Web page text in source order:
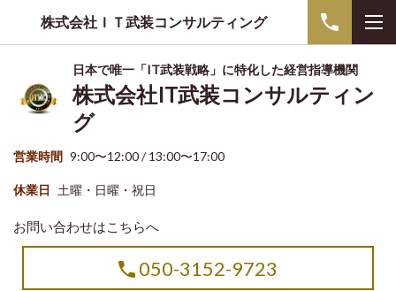
株式会社ＩＴ武装コンサルティング
日本で唯一「IT武装戦略」に特化した経営指導機関
株式会社IT武装コンサルティン
グ
営業時間 9:00〜12:00 / 13:00〜17:00
休業日 土曜・日曜・祝日
お問い合わせはこちらへ
050-3152-9723